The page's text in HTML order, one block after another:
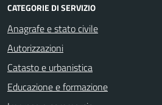
CATEGORIE DI SERVIZIO
Anagrafe e stato civile
Autorizzazioni
Catasto e urbanistica
Educazione e formazione